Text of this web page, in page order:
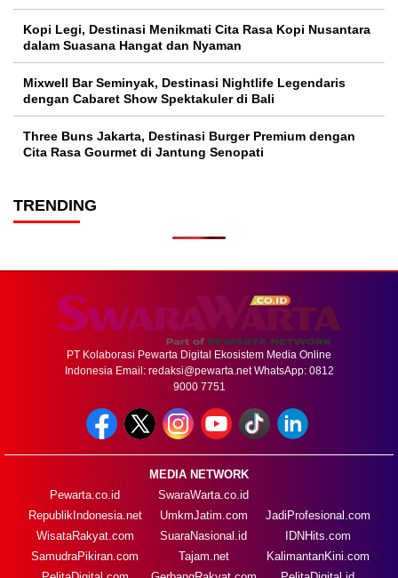
Kopi Legi, Destinasi Menikmati Cita Rasa Kopi Nusantara
dalam Suasana Hangat dan Nyaman
Mixwell Bar Seminyak, Destinasi Nightlife Legendaris
dengan Cabaret Show Spektakuler di Bali
Three Buns Jakarta, Destinasi Burger Premium dengan
Cita Rasa Gourmet di Jantung Senopati
TRENDING
PT Kolaborasi Pewarta Digital Ekosistem Media Online
Indonesia Email: redaksi@pewarta.netWhatsApp: 0812
9000 7751
MEDIA NETWORK
Pewarta.co.id
RepublikIndonesia.net
WisataRakyat.com
SamudraPikiran.com
SwaraWarta.co.id
UmkmJatim.com
SuaraNasional.id
Tajam.net
JadiProfesional.com
IDNHits.com
KalimantanKini.com